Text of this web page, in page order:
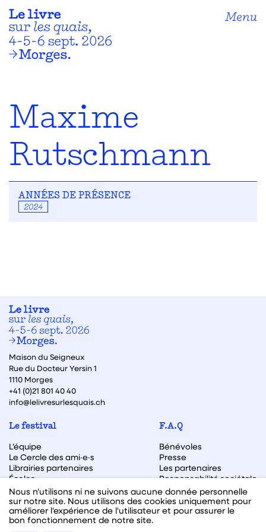
Menu
Maxime
Rutschmann
ANNÉES DE PRÉSENCE
2024
Maison du Seigneux
Rue du Docteur Yersin 1
1110 Morges
+41 (0)21 801 40 40
info@lelivresurlesquais.ch
Le festival
L’équipe
Le Cercle des ami·e·s
Librairies partenaires
Écoles
F.A.Q
Bénévoles
Presse
Les partenaires
Responsabilité sociétale
Archive des éditions
Archive des autrices et auteurs
Nous n'utilisons ni ne suivons aucune donnée personnelle
sur notre site. Nous utilisons des cookies uniquement pour
améliorer l'expérience de l'utilisateur et pour assurer le
bon fonctionnement de notre site.